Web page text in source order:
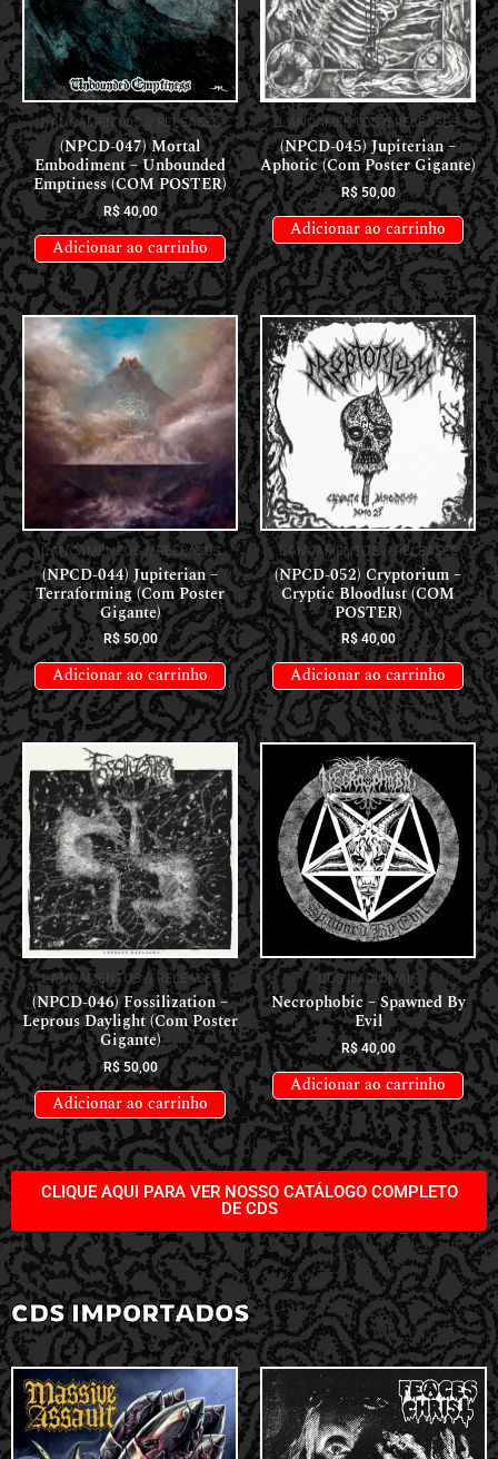
LANÇAMENTOS // RELEASES
(NPCD-047) Mortal
Embodiment – Unbounded
Emptiness (COM POSTER)
R$40,00
Adicionar ao carrinho
LANÇAMENTOS // RELEASES
(NPCD-045) Jupiterian –
Aphotic (Com Poster Gigante)
R$50,00
Adicionar ao carrinho
LANÇAMENTOS // RELEASES
(NPCD-044) Jupiterian –
Terraforming (Com Poster
Gigante)
R$50,00
Adicionar ao carrinho
LANÇAMENTOS // RELEASES
(NPCD-052) Cryptorium –
Cryptic Bloodlust (COM
POSTER)
R$40,00
Adicionar ao carrinho
LANÇAMENTOS // RELEASES
(NPCD-046) Fossilization –
Leprous Daylight (Com Poster
Gigante)
R$50,00
Adicionar ao carrinho
CDS NACIONAIS
Necrophobic – Spawned By
Evil
R$40,00
Adicionar ao carrinho
CLIQUE AQUI PARA VER NOSSO CATÁLOGO COMPLETO
DE CDS
CDS IMPORTADOS